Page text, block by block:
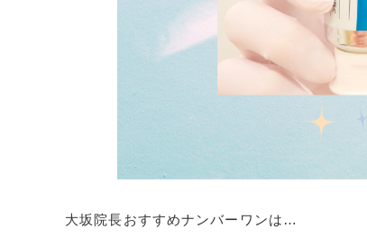
大坂院長おすすめナンバーワンは…